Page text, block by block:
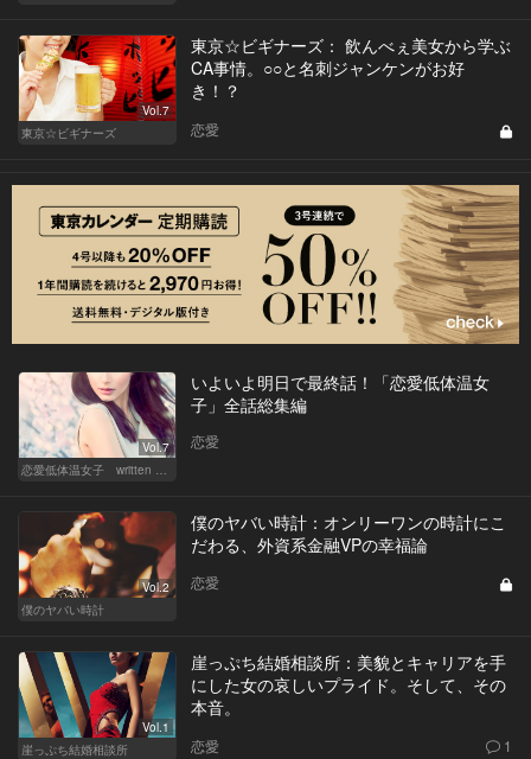
Vol.7
東京☆ビギナーズ
東京☆ビギナーズ： 飲んべぇ美女から学ぶ
CA事情。○○と名刺ジャンケンがお好
き！？
恋愛
Vol.7
恋愛低体温女子 written by 内埜さくら
いよいよ明日で最終話！「恋愛低体温女
子」全話総集編
恋愛
Vol.2
僕のヤバい時計
僕のヤバい時計：オンリーワンの時計にこ
だわる、外資系金融VPの幸福論
恋愛
Vol.1
崖っぷち結婚相談所
崖っぷち結婚相談所：美貌とキャリアを手
にした女の哀しいプライド。そして、その
本音。
恋愛 1